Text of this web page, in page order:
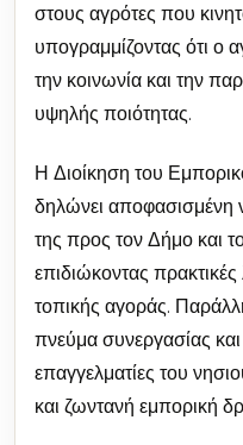
στους αγρότες που
υπογραμμίζοντας ότι ο
την κοινωνία και την
υψηλής ποιότητας.
Η Διοίκηση του
δηλώνει αποφασισμένη
της προς τον Δήμο και
επιδιώκοντας
τοπικής αγοράς.
πνεύμα συνεργασίας
επαγγελματίες του
και ζωντανή εμπορική